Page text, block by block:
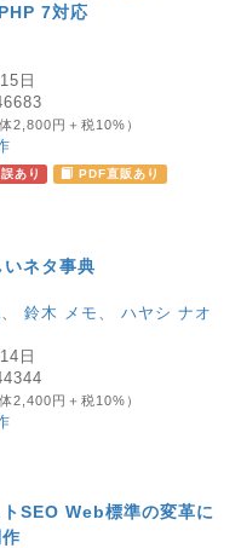
7対応
日
体2,800円＋税10%）
あり PDF直販あり
ネタ事典
鈴木 メモ
ハヤシ ナオ
日
体2,400円＋税10%）
SEO Web標準の変革に